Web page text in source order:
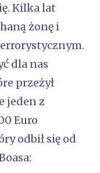
Kilka lat
żonę i
dla nas
przeżył
jeden z
Euro
odbił się od